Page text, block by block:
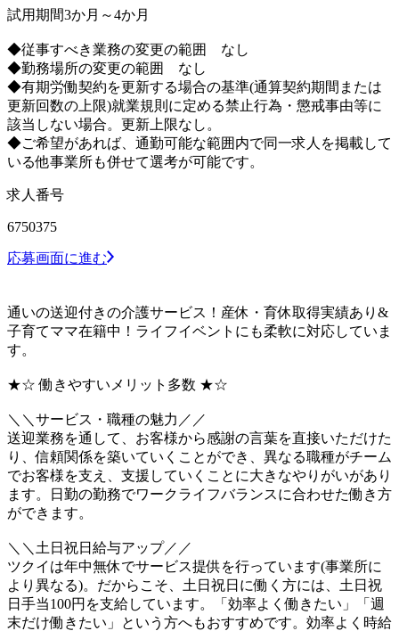
試用期間3か月～4か月
◆従事すべき業務の変更の範囲 なし
◆勤務場所の変更の範囲 なし
◆有期労働契約を更新する場合の基準(通算契約期間または
更新回数の上限)就業規則に定める禁止行為・懲戒事由等に
該当しない場合。更新上限なし。
◆ご希望があれば、通勤可能な範囲内で同一求人を掲載して
いる他事業所も併せて選考が可能です。
求人番号
6750375
応募画面に進む
通いの送迎付きの介護サービス！産休・育休取得実績あり&
子育てママ在籍中！ライフイベントにも柔軟に対応していま
す。
★☆ 働きやすいメリット多数 ★☆
＼＼サービス・職種の魅力／／
送迎業務を通して、お客様から感謝の言葉を直接いただけた
り、信頼関係を築いていくことができ、異なる職種がチーム
でお客様を支え、支援していくことに大きなやりがいがあり
ます。日勤の勤務でワークライフバランスに合わせた働き方
ができます。
＼＼土日祝日給与アップ／／
ツクイは年中無休でサービス提供を行っています(事業所に
より異なる)。だからこそ、土日祝日に働く方には、土日祝
日手当100円を支給しています。「効率よく働きたい」「週
末だけ働きたい」という方へもおすすめです。効率よく時給